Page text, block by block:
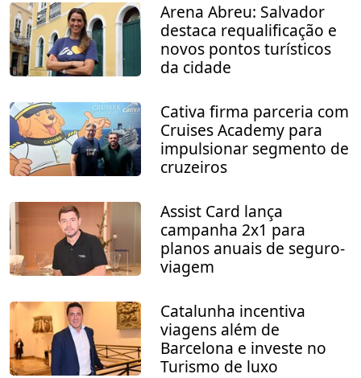
Arena Abreu: Salvador
destaca requalificação e
novos pontos turísticos
da cidade
Cativa firma parceria com
Cruises Academy para
impulsionar segmento de
cruzeiros
Assist Card lança
campanha 2x1 para
planos anuais de seguro-
viagem
Catalunha incentiva
viagens além de
Barcelona e investe no
Turismo de luxo